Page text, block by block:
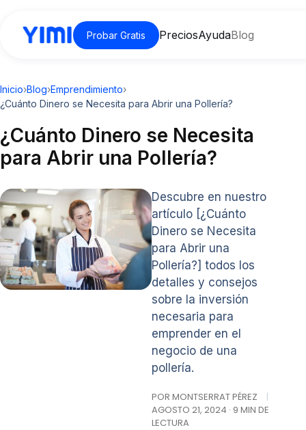
Probar Gratis PreciosAyudaBlog
Inicio›Blog›Emprendimiento›
¿Cuánto Dinero se Necesita para Abrir una Pollería?
¿Cuánto Dinero se Necesita
para Abrir una Pollería?
Descubre en nuestro
artículo [¿Cuánto
Dinero se Necesita
para Abrir una
Pollería?] todos los
detalles y consejos
sobre la inversión
necesaria para
emprender en el
negocio de una
pollería.
POR MONTSERRAT PÉREZ
|
AGOSTO 21, 2024 · 9 MIN DE
LECTURA